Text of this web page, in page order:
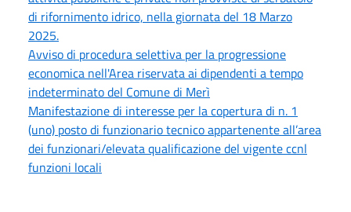
di rifornimento idrico, nella giornata del 18 Marzo
2025.
Avviso di procedura selettiva per la progressione
economica nell'Area riservata ai dipendenti a tempo
indeterminato del Comune di Merì
Manifestazione di interesse per la copertura di n. 1
(uno) posto di funzionario tecnico appartenente all’area
dei funzionari/elevata qualificazione del vigente ccnl
funzioni locali